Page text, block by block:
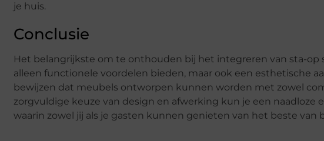
je huis.
Conclusie
Het belangrijkste om te onthouden bij het integreren van sta-op
alleen functionele voordelen bieden, maar ook een esthetische
bewijzen dat meubels ontworpen kunnen worden met zowel
zorgvuldige keuze van design en afwerking kun je een naadloze
waarin zowel jij als je gasten kunnen genieten van het beste van